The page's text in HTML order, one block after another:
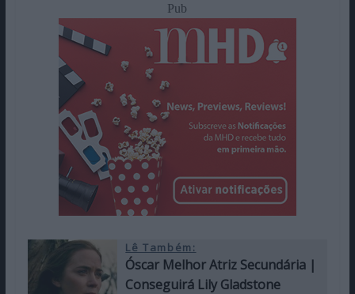
Pub
Lê Também:
Óscar Melhor Atriz Secundária |
Conseguirá Lily Gladstone